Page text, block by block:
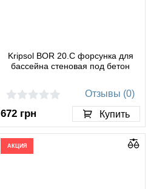
Kripsol BOR 20.C форсунка для
бассейна стеновая под бетон
Отзывы (0)
672 грн Купить
АКЦИЯ